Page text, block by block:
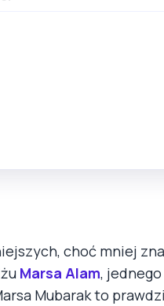
choć mniej
Marsa Alam,
Mubarak to